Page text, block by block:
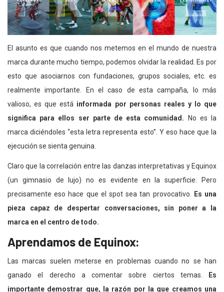
El asunto es que cuando nos metemos en el mundo de nuestra
marca durante mucho tiempo, podemos olvidar la realidad. Es por
esto que asociarnos con fundaciones, grupos sociales, etc. es
realmente importante. En el caso de esta campaña, lo más
valioso, es que está informada por personas reales y lo que
significa para ellos ser parte de esta comunidad. No es la
marca diciéndoles “esta letra representa esto”. Y eso hace que la
ejecución se sienta genuina.
Claro que la correlación entre las danzas interpretativas y Equinox
(un gimnasio de lujo) no es evidente en la superficie. Pero
precisamente eso hace que el spot sea tan provocativo.
Es una
pieza capaz de despertar conversaciones, sin poner a la
marca en el centro de todo.
Aprendamos de Equinox:
Las marcas suelen meterse en problemas cuando no se han
ganado el derecho a comentar sobre ciertos temas.
Es
importante demostrar que, la razón por la que creamos una